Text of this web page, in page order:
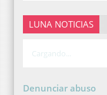
LUNA NOTICIAS
Cargando...
Denunciar abuso